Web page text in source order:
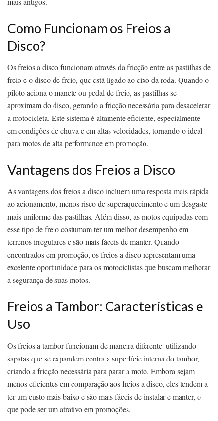
Como Funcionam os Freios a
Disco?
Os freios a disco funcionam através da fricção entre as pastilhas de
freio e o disco de freio, que está ligado ao eixo da roda. Quando o
piloto aciona o manete ou pedal de freio, as pastilhas se
aproximam do disco, gerando a fricção necessária para desacelerar
a motocicleta. Este sistema é altamente eficiente, especialmente
em condições de chuva e em altas velocidades, tornando-o ideal
para motos de alta performance em promoção.
Vantagens dos Freios a Disco
As vantagens dos freios a disco incluem uma resposta mais rápida
ao acionamento, menos risco de superaquecimento e um desgaste
mais uniforme das pastilhas. Além disso, as motos equipadas com
esse tipo de freio costumam ter um melhor desempenho em
terrenos irregulares e são mais fáceis de manter. Quando
encontrados em promoção, os freios a disco representam uma
excelente oportunidade para os motociclistas que buscam melhorar
a segurança de suas motos.
Freios a Tambor: Características e
Uso
Os freios a tambor funcionam de maneira diferente, utilizando
sapatas que se expandem contra a superfície interna do tambor,
criando a fricção necessária para parar a moto. Embora sejam
menos eficientes em comparação aos freios a disco, eles tendem a
ter um custo mais baixo e são mais fáceis de instalar e manter, o
que pode ser um atrativo em promoções.